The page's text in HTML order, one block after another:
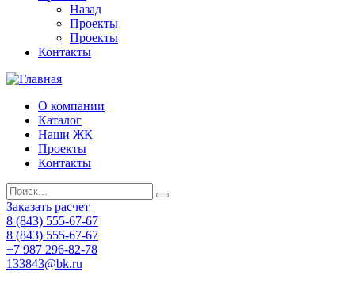
Назад
Проекты
Проекты
Контакты
О компании
Каталог
Наши ЖК
Проекты
Контакты
Заказать расчет
8 (843) 555-67-67
8 (843) 555-67-67
+7 987 296-82-78
133843@bk.ru